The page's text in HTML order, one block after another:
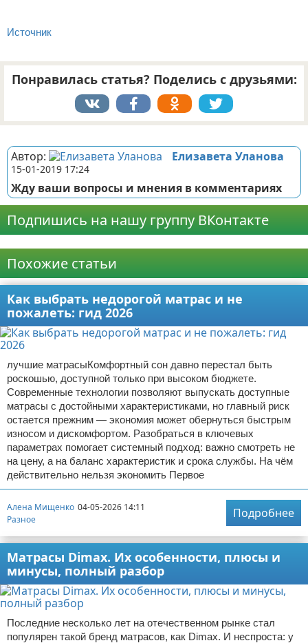
Источник
Понравилась статья? Поделись с друзьями:
Автор: Елизавета Уланова
15-01-2019 17:24
Жду ваши вопросы и мнения в комментариях
Подпишись на нашу группу ВКонтакте
Похожие статьи
Как выбрать недорогой матрас и не
пожалеть: гид 2026
лучшие матрасыКомфортный сон давно перестал быть
роскошью, доступной только при высоком бюджете.
Современные технологии позволяют выпускать доступные
матрасы с достойными характеристиками, но главный риск
остается прежним — экономия может обернуться быстрым
износом и дискомфортом. Разобраться в ключевых
параметрах помогает системный подход: важно смотреть не
на цену, а на баланс характеристик и срока службы. На чём
действительно нельзя экономить Первое
Алена Мищенко 04-05-2026 14:11
Разное
Подробнее
Матрасы Dimax. Их особенности, плюсы и
минусы, полный разбор
Последние несколько лет на отечественном рынке стал
популярен такой бренд матрасов, как Dimax. И неспроста: у